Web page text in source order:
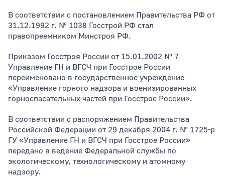
В соответствии с постановлением Правительства РФ от
31.12.1992 г. № 1038 Госстрой РФ стал
правопреемником Минстроя РФ.
Приказом Госстроя России от 15.01.2002 № 7
Управление ГН и ВГСЧ при Госстрое России
переименовано в государственное учреждение
«Управление горного надзора и военизированных
горноспасательных частей при Госстрое России».
В соответствии с распоряжением Правительства
Российской Федерации от 29 декабря 2004 г. № 1725-р
ГУ «Управление ГН и ВГСЧ при Госстрое России»
передано в ведение Федеральной службы по
экологическому, технологическому и атомному
надзору.